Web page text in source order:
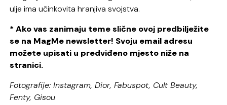
ulje ima učinkovita hranjiva svojstva.
* Ako vas zanimaju teme slične ovoj predbilježite
se na MagMe newsletter! Svoju email adresu
možete upisati u predviđeno mjesto niže na
stranici.
Fotografije: Instagram, Dior, Fabuspot, Cult Beauty,
Fenty, Gisou